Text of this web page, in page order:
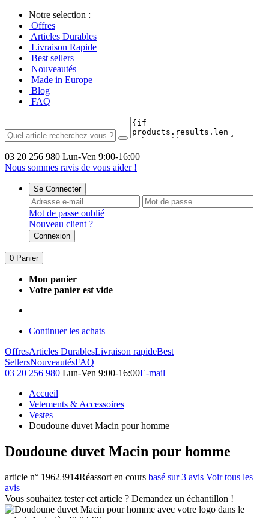
Notre selection :
Offres
Articles Durables
Livraison Rapide
Best sellers
Nouveautés
Made in Europe
Blog
FAQ
03 20 256 980 Lun-Ven 9:00-16:00
Nous sommes ravis de vous aider !
Se Connecter
Mot de passe oublié
Nouveau client ?
Connexion
0 Panier
Mon panier
Votre panier est vide
Continuer les achats
OffresArticles DurablesLivraison rapideBest
SellersNouveautésFAQ
03 20 256 980 Lun-Ven 9:00-16:00E-mail
Accueil
Vetements & Accessoires
Vestes
Doudoune duvet Macin pour homme
Doudoune duvet Macin pour homme
article n° 19623914Réassort en cours basé sur 3 avis Voir tous les
avis
Vous souhaitez tester cet article ? Demandez un échantillon !